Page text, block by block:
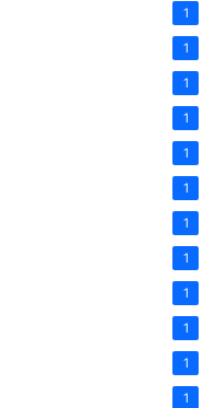
1
1
1
1
1
1
1
1
1
1
1
1